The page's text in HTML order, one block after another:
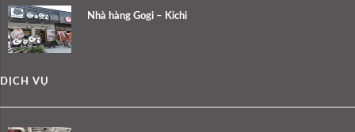
Nhà hàng Gogi – Kichi
DỊCH VỤ